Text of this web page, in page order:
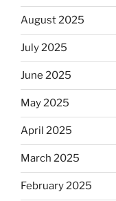
August 2025
July 2025
June 2025
May 2025
April 2025
March 2025
February 2025